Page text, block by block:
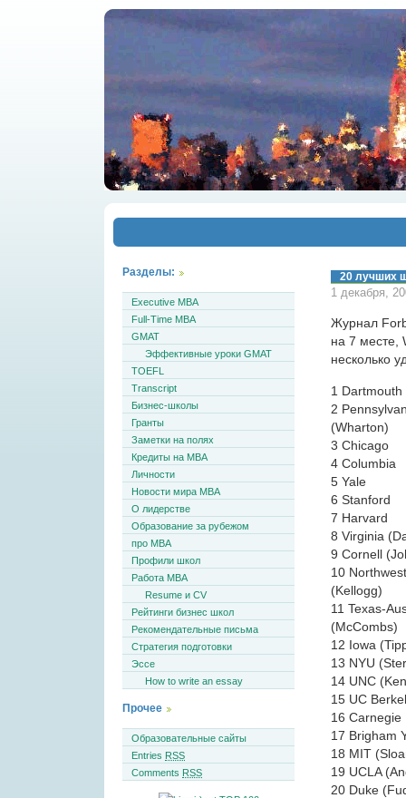
20 лучших
1 декабря,
Журнал
на 7 месте,
несколько
1 Dartmouth
2
(Wharton)
3 Chicago
4 Columbia
5 Yale
6 Stanford
7 Harvard
8 Virginia
9 Cornell
10
(Kellogg)
11 Texas-
(McCombs)
12 Iowa
13 NYU
14 UNC
15 UC
16 Carnegie
17 Brigham
18 MIT
19 UCLA
20 Duke
Разделы:
Executive MBA
Full-Time MBA
GMAT
Эффективные уроки GMAT
TOEFL
Transcript
Бизнес-школы
Гранты
Заметки на полях
Кредиты на MBA
Личности
Новости мира MBA
О лидерстве
Образование за рубежом
про MBA
Профили школ
Работа MBA
Resume и CV
Рейтинги бизнес школ
Рекомендательные письма
Стратегия подготовки
Эссе
How to write an essay
Прочее
Образовательные сайты
Entries RSS
Comments RSS